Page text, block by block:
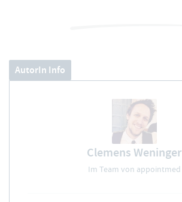
AutorIn Info
Clemens Weninger
Im Team von appointmed